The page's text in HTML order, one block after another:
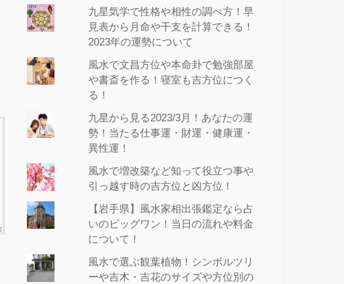
九星気学で性格や相性の調べ方！早
見表から月命や干支を計算できる！
2023年の運勢について
風水で文昌方位や本命卦で勉強部屋
や書斎を作る！寝室も吉方位につく
る！
九星から見る2023/3月！あなたの運
勢！当たる仕事運・財運・健康運・
異性運！
風水で増改築など知って役立つ事や
引っ越す時の吉方位と凶方位！
【岩手県】風水家相出張鑑定なら占
いのビッグワン！当日の流れや料金
について！
風水で選ぶ観葉植物！シンボルツリ
ーや吉木・吉花のサイズや方位別の